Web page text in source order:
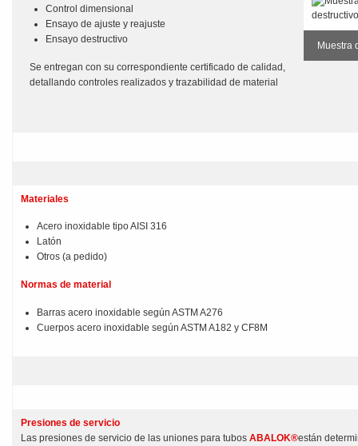
Control dimensional
Ensayo de ajuste y reajuste
Ensayo destructivo
Se entregan con su correspondiente certificado de calidad,
detallando controles realizados y trazabilidad de material
Muestra
Materiales
Acero inoxidable tipo AISI 316
Latón
Otros (a pedido)
Normas de material
Barras acero inoxidable según ASTM A276
Cuerpos acero inoxidable según ASTM A182 y CF8M
Presiones de servicio
Las presiones de servicio de las uniones para tubos ABALOK®están